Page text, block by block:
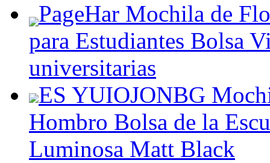
PageHar Mochila de
para Estudiantes Bolsa
universitarias
ES YUIOJONBG
Hombro Bolsa de la
Luminosa Matt Black